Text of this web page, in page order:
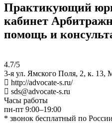
Практикующий
кабинет
помощь и
4.7/5
3-я ул. Ямского Поля, 2, к. 13,
http://advocate-s.ru/
sds@advocate-s.ru
Часы работы
пн-пт 9:00–19:00
* звонок бесплатный по России